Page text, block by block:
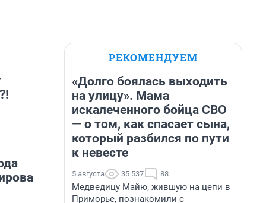
РЕКОМЕНДУЕМ
«Долго боялась выходить
на улицу». Мама
искалеченного бойца СВО
— о том, как спасает сына,
который разбился по пути
к невесте
5 августа 35 537 88
Медведицу Майю, жившую на цепи в
Приморье, познакомили с